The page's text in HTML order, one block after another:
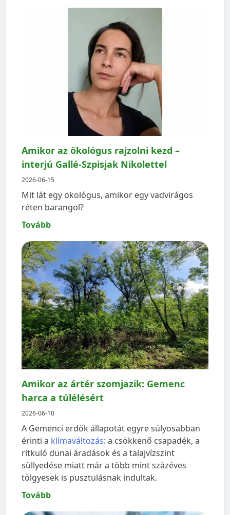
Amikor az ökológus rajzolni kezd –
interjú Gallé-Szpisjak Nikolettel
2026-06-15
Mit lát egy ökológus, amikor egy vadvirágos
réten barangol?
Tovább
Amikor az ártér szomjazik: Gemenc
harca a túlélésért
2026-06-10
A Gemenci erdők állapotát egyre súlyosabban
érinti a klímaváltozás: a csökkenő csapadék, a
ritkuló dunai áradások és a talajvízszint
süllyedése miatt már a több mint százéves
tölgyesek is pusztulásnak indultak.
Tovább